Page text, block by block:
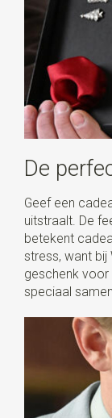
De
Geef een
uitstraalt. De
betekent
stress, want
geschenk
speciaal